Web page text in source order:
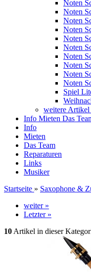
Noten
Noten
Noten
Noten
Noten
Noten
Noten
Noten
Noten
Noten
Spiel
weitere Artikel
Info Mieten Das
Info
Mieten
Das Team
Reparaturen
Links
Musiker
Startseite » Saxophone &
weiter »
Letzter »
10 Artikel in dieser